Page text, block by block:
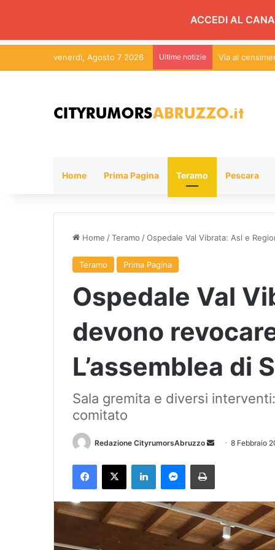
ACCEDI AL
venerdì, Agosto 7 2026 Ultime notizie Via al
Home Prima Pagina Teramo Pescara
Home /Teramo /Ospedale Val Vibrata: Asl e
Teramo Prima Pagina
Ospedale Val
devono
L’assemblea di
Sala gremita e diversi
comitato
Redazione CityrumorsAbruzzo
i
a
u
n
'
8 Febbraio